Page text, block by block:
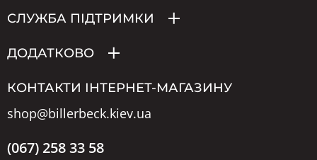
СЛУЖБА ПІДТРИМКИ
ДОДАТКОВО
КОНТАКТИ ІНТЕРНЕТ-МАГАЗИНУ
shop@billerbeck.kiev.ua
(067) 258 33 58